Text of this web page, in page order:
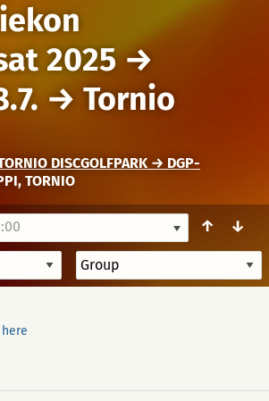
2025→
→ Tornio
DISCGOLFPARK → DGP-
TORNIO
↑ ↓